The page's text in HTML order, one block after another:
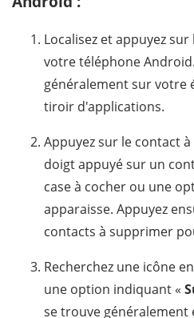
Localisez et appuyez
votre téléphone
généralement sur votre
tiroir d'applications.
Appuyez sur le contact
doigt appuyé sur un
case à cocher ou une
apparaisse. Appuyez
contacts à supprimer
Recherchez une icône
une option indiquant «
se trouve généralement